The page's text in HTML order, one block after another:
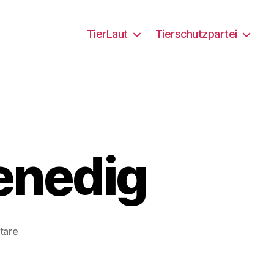
TierLaut Tierschutzpartei
zu